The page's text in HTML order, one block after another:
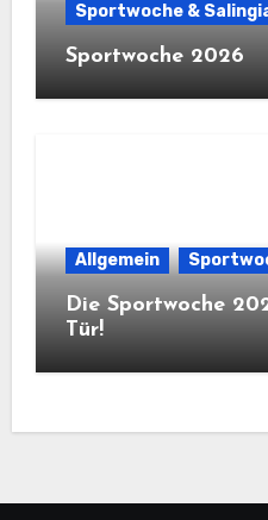
Sportwoche &
Sportwoche 2026
Allgemein
Die Sportwoche
Tür!